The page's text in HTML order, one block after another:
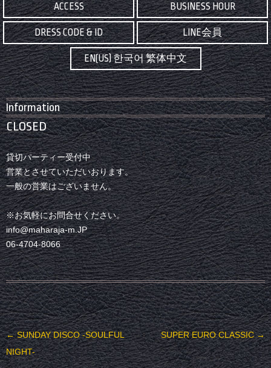
ACCESS BUSINESS HOUR
DRESS CODE & ID LINE会員
EN(US) 한국어 繁体中文
Information
CLOSED
貸切パーティー受付中
営業とさせていただいおります。
一般の営業はございません。
※お気軽にお問合せください。
info@maharaja-m.JP
06-4704-8066
投稿ナビゲーション
←SUNDAY DISCO -SOULFUL
NIGHT-
SUPER EURO CLASSIC→